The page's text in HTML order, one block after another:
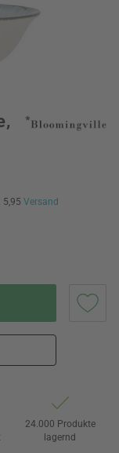
5,95 Versand
24.000 Produkte
lagernd